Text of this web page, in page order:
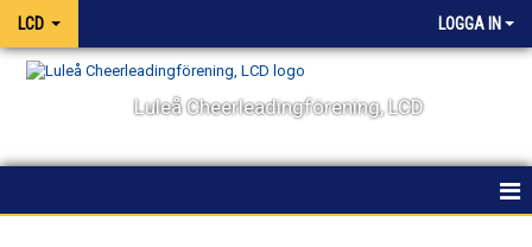
LCD LOGGA IN
Luleå Cheerleadingförening, LCD